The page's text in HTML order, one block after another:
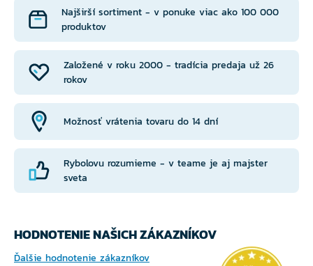
Založené v roku 2000 - tradícia predaja už 26
rokov
Možnosť vrátenia tovaru do 14 dní
Najširší sortiment - v ponuke viac ako 100 000
produktov
Rybolovu rozumieme - v teame je aj majster
sveta
HODNOTENIE NAŠICH ZÁKAZNÍKOV
Ďalšie hodnotenie zákazníkov